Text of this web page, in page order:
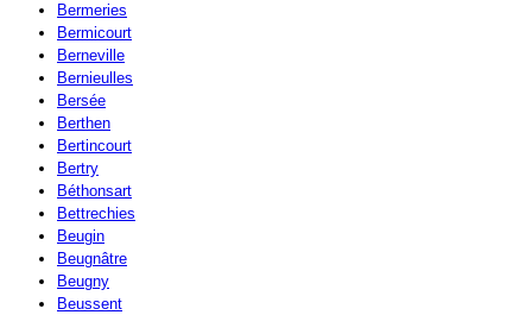
Bermeries
Bermicourt
Berneville
Bernieulles
Bersée
Berthen
Bertincourt
Bertry
Béthonsart
Bettrechies
Beugin
Beugnâtre
Beugny
Beussent